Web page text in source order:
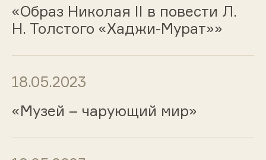
«Образ Николая II в повести Л.
Н. Толстого «Хаджи-Мурат»»
18.05.2023
«Музей – чарующий мир»